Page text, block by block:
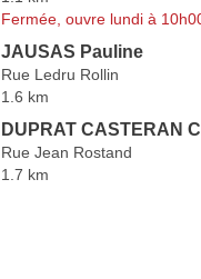
Fermée, ouvre lundi à
JAUSAS Pauline
Rue Ledru Rollin
1.6 km
DUPRAT CASTERAN
Rue Jean Rostand
1.7 km